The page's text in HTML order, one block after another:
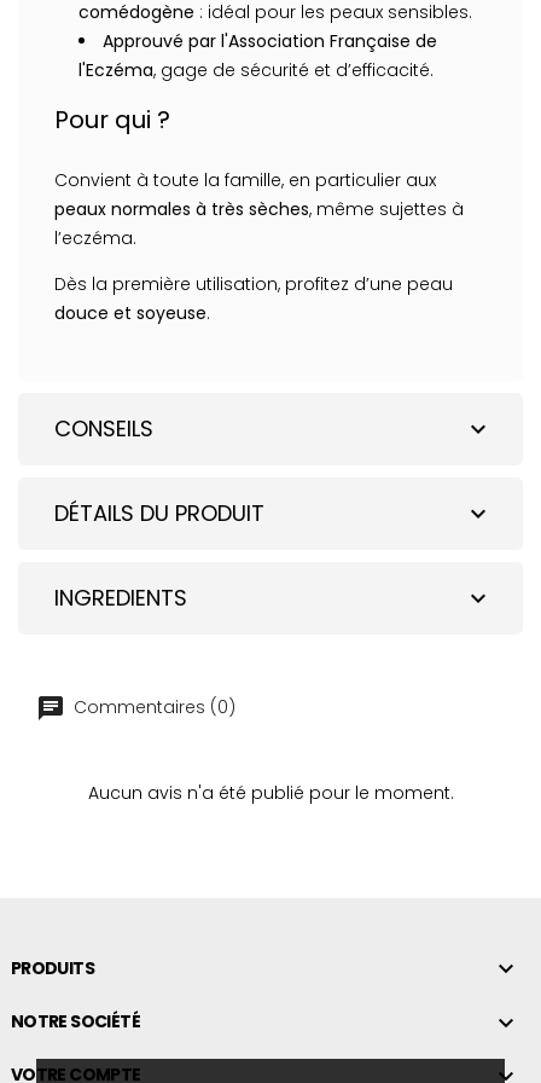
comédogène : idéal pour les peaux sensibles.
Approuvé par l'Association Française de
l'Eczéma, gage de sécurité et d’efficacité.
Pour qui ?
Convient à toute la famille, en particulier aux
peaux normales à très sèches, même sujettes à
l’eczéma.
Dès la première utilisation, profitez d’une peau
douce et soyeuse.
expand_more
CONSEILS
expand_more
DÉTAILS DU PRODUIT
expand_more
INGREDIENTS
Commentaires (0)
Aucun avis n'a été publié pour le moment.
PRODUITS 
NOTRE SOCIÉTÉ 
VOTRE COMPTE 